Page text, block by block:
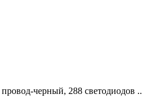
черный, 288 светодиодов ..